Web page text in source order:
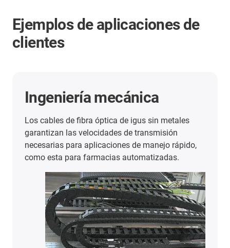
Ejemplos de aplicaciones de
clientes
Descargador de barcos
Las fuerzas de tracción pueden reducirse
alrededor del 75% en un recorrido de 441,3 m.